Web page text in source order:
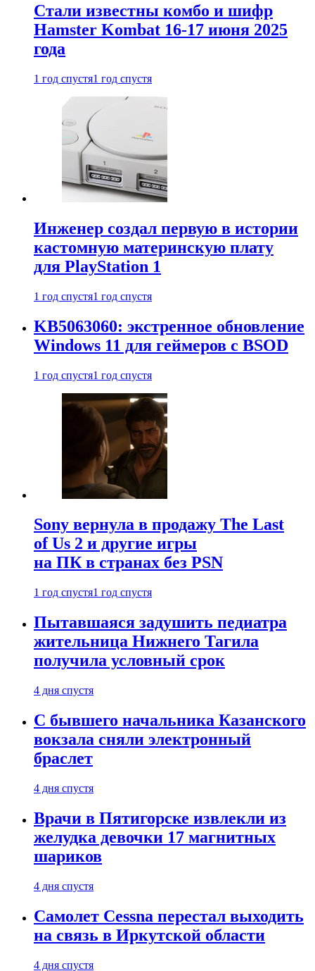
Стали известны комбо и шифр
Hamster Kombat 16-17 июня 2025
года
1 год спустя1 год спустя
Инженер создал первую в истории
кастомную материнскую плату
для PlayStation 1
1 год спустя1 год спустя
KB5063060: экстренное обновление
Windows 11 для геймеров с BSOD
1 год спустя1 год спустя
Sony вернула в продажу The Last
of Us 2 и другие игры
на ПК в странах без PSN
1 год спустя1 год спустя
Пытавшаяся задушить педиатра
жительница Нижнего Тагила
получила условный срок
4 дня спустя
С бывшего начальника Казанского
вокзала сняли электронный
браслет
4 дня спустя
Врачи в Пятигорске извлекли из
желудка девочки 17 магнитных
шариков
4 дня спустя
Самолет Cessna перестал выходить
на связь в Иркутской области
4 дня спустя